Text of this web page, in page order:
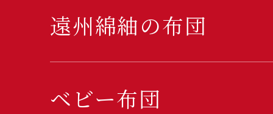
遠州綿紬の布団
ベビー布団